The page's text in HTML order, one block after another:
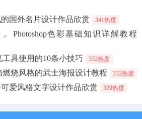
国外名片设计作品欣赏 341热度
Photoshop色彩基础知识详解教程
工具使用的10条小技巧 332热度
燃烧风格的武士海报设计教程 332热度
爱风格文字设计作品欣赏 329热度